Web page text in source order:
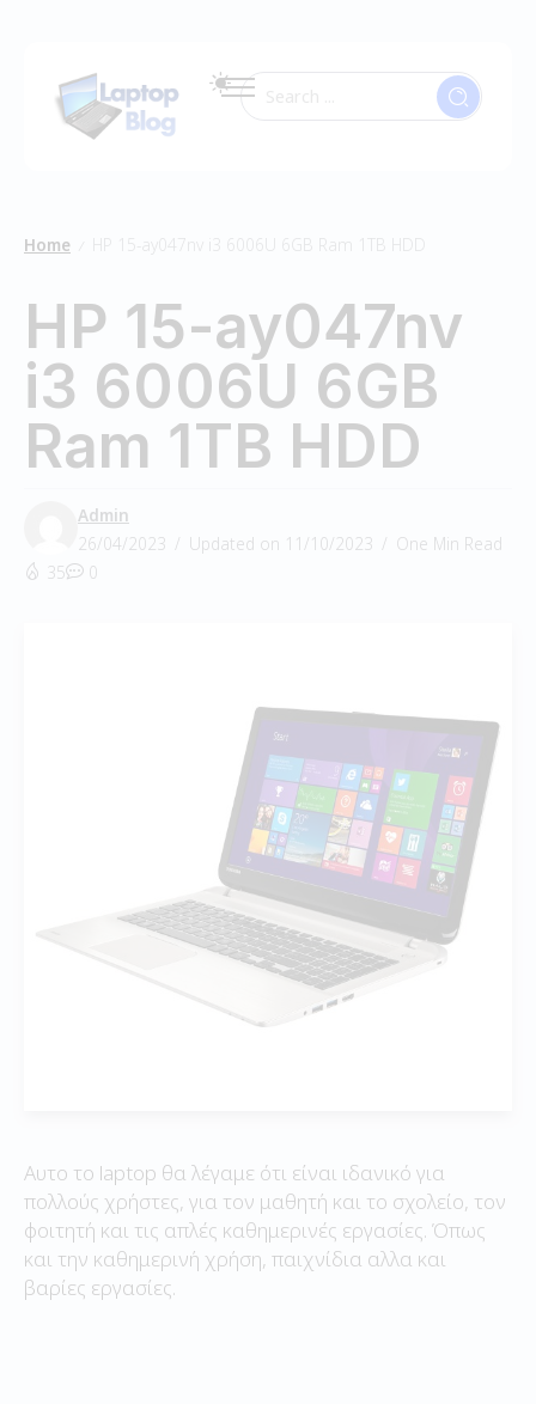
Home HP 15-ay047nv i3 6006U 6GB Ram 1TB HDD
HP 15-ay047nv
i3 6006U 6GB
Ram 1TB HDD
Admin
26/04/2023
Updated on 11/10/2023
One Min Read
35
0
Αυτο το laptop θα λέγαμε ότι είναι ιδανικό για
πολλούς χρήστες, για τον μαθητή και το σχολείο, τον
φοιτητή και τις απλές καθημερινές εργασίες. Όπως
και την καθημερινή χρήση, παιχνίδια αλλα και
βαρίες εργασίες.